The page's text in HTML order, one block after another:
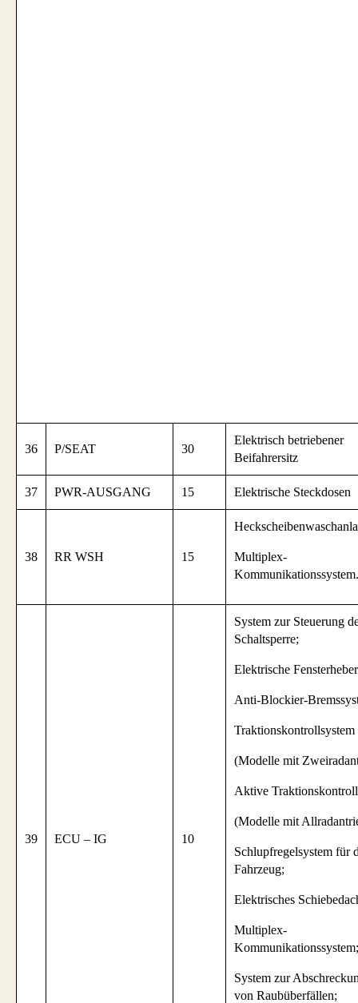
36 P/SEAT 30
Elektrisch betriebener
Beifahrersitz
37 PWR-AUSGANG 15 Elektrische Steckdosen
38 RR WSH 15
Multiplex-
Kommunikationssystem.
39 ECU – IG 10
System zur Steuerung
Schaltsperre;
Elektrische
Anti-Blockier-
Traktionskontrollsystem
(Modelle mit
Aktive
(Modelle mit
Schlupfregelsystem für
Fahrzeug;
Elektrisches
Multiplex-
Kommunikationssystem;
System zur
von Raubüberfällen;